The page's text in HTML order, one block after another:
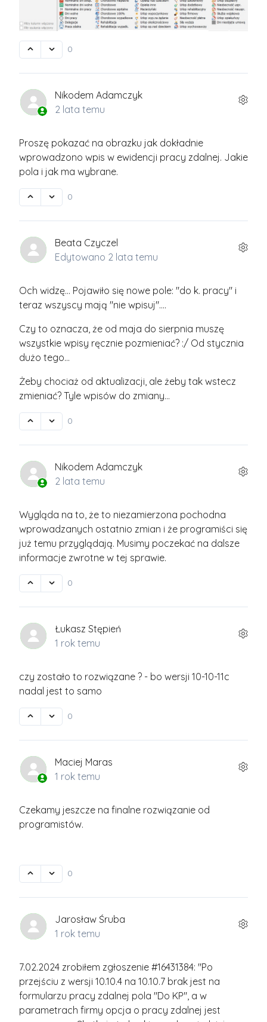
0
Nikodem Adamczyk
2 lata temu
Proszę pokazać na obrazku jak dokładnie
wprowadzono wpis w ewidencji pracy zdalnej. Jakie
pola i jak ma wybrane.
0
Beata Czyczel
Edytowano 2 lata temu
Och widzę... Pojawiło się nowe pole: "do k. pracy" i
teraz wszyscy mają "nie wpisuj"....
Czy to oznacza, że od maja do sierpnia muszę
wszystkie wpisy ręcznie pozmieniać? :/ Od stycznia
dużo tego...
Żeby chociaż od aktualizacji, ale żeby tak wstecz
zmieniać? Tyle wpisów do zmiany...
0
Nikodem Adamczyk
2 lata temu
Wygląda na to, że to niezamierzona pochodna
wprowadzanych ostatnio zmian i że programiści się
już temu przyglądają. Musimy poczekać na dalsze
informacje zwrotne w tej sprawie.
0
Łukasz Stępień
1 rok temu
czy zostało to rozwiązane ? - bo wersji 10-10-11c
nadal jest to samo
0
Maciej Maras
1 rok temu
Czekamy jeszcze na finalne rozwiązanie od
programistów.
0
Jarosław Śruba
1 rok temu
7.02.2024 zrobiłem zgłoszenie #16431384: "Po
przejściu z wersji 10.10.4 na 10.10.7 brak jest na
formularzu pracy zdalnej pola "Do KP", a w
parametrach firmy opcja o pracy zdalnej jest